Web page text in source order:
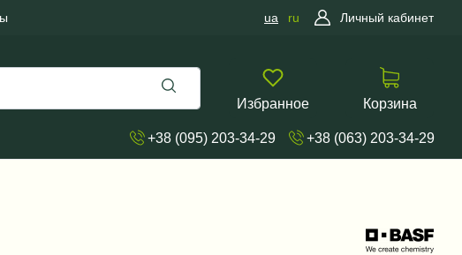
ua ru Личный кабинет
Избранное Корзина
+38 (095) 203-34-29 +38 (063) 203-34-29